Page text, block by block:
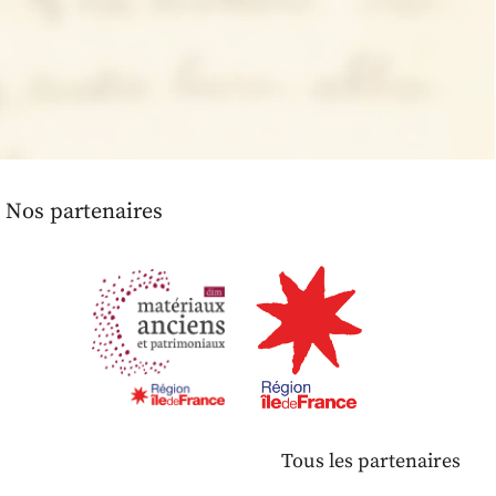
Nos partenaires
Tous les partenaires